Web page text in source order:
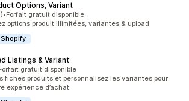
Options, Variant
5
total
•Forfait gratuit disponible
options produit illimitées, variantes & upload
Listings & Variant
5
gratuit disponible
fiches produits et personnalisez les variantes pour
expérience d’achat